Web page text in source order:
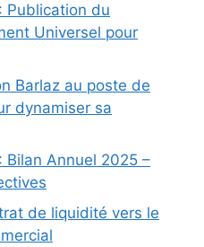
Publication du
Universel pour
Barlaz au poste de
dynamiser sa
Bilan Annuel 2025 –
de liquidité vers le